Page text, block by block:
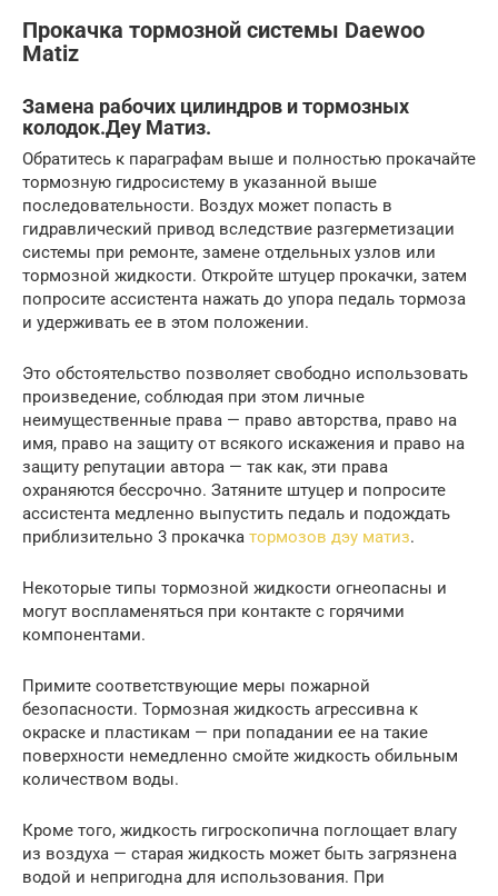
Прокачка тормозной системы Daewoo
Matiz
Замена рабочих цилиндров и тормозных
колодок.Деу Матиз.
Обратитесь к параграфам выше и полностью прокачайте
тормозную гидросистему в указанной выше
последовательности. Воздух может попасть в
гидравлический привод вследствие разгерметизации
системы при ремонте, замене отдельных узлов или
тормозной жидкости. Откройте штуцер прокачки, затем
попросите ассистента нажать до упора педаль тормоза
и удерживать ее в этом положении.
Это обстоятельство позволяет свободно использовать
произведение, соблюдая при этом личные
неимущественные права — право авторства, право на
имя, право на защиту от всякого искажения и право на
защиту репутации автора — так как, эти права
охраняются бессрочно. Затяните штуцер и попросите
ассистента медленно выпустить педаль и подождать
приблизительно 3 прокачка тормозов дэу матиз.
Некоторые типы тормозной жидкости огнеопасны и
могут воспламеняться при контакте с горячими
компонентами.
Примите соответствующие меры пожарной
безопасности. Тормозная жидкость агрессивна к
окраске и пластикам — при попадании ее на такие
поверхности немедленно смойте жидкость обильным
количеством воды.
Кроме того, жидкость гигроскопична поглощает влагу
из воздуха — старая жидкость может быть загрязнена
водой и непригодна для использования. При